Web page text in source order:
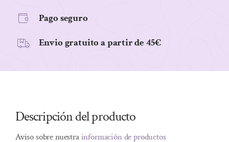
Pago seguro
Envio gratuito a partir de 45€
Descripción del producto
Aviso sobre nuestrainformación de productos